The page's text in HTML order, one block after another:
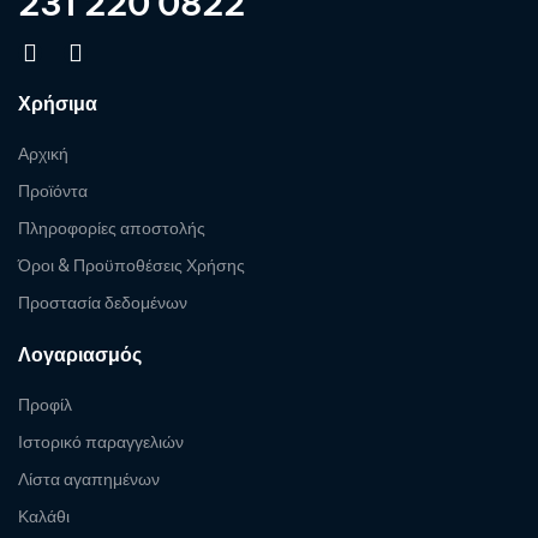
Χρήσιμα
Αρχική
Προϊόντα
Πληροφορίες αποστολής
Όροι & Προϋποθέσεις Χρήσης
Προστασία δεδομένων
Λογαριασμός
Προφίλ
Ιστορικό παραγγελιών
Λίστα αγαπημένων
Καλάθι